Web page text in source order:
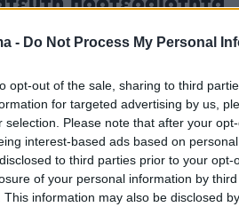
- Do Not Process My Personal
opt-out of the sale, sharing to third
for targeted advertising by us,
selection. Please note that after your
interest-based ads based on
to third parties prior to your
of your personal information by
This information may also be disclosed
για τις βιώσιμες
του και τόνισε την
σε μια σύγχρονη Ευρώπη.
ανάληψη των
της
πλημμελή εφαρμογή